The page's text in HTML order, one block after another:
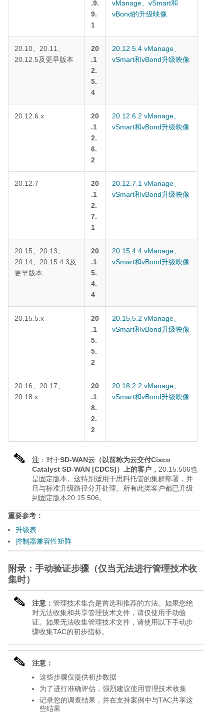
.9.
9.
1
vManage、vSmart和
vBond的升级映像
20.10、20.11、
20.12.5及更早版本
20
.1
2.
5.
4
20.12.5.4 vManage、
vSmart和vBond升级映像
20.12.6.x
20
.1
2.
6.
2
20.12.6.2 vManage、
vSmart和vBond升级映像
20.12.7
20
.1
2.
7.
1
20.12.7.1 vManage、
vSmart和vBond升级映像
20.15、20.13、
20.14、20.15.4.3及
更早版本
20
.1
5.
4.
4
20.15.4.4 vManage、
vSmart和vBond升级映像
20.15.5.x
20
.1
5.
5.
2
20.15.5.2 vManage、
vSmart和vBond升级映像
20.16、20.17、
20.18.x
20
.1
8.
2.
2
20.18.2.2 vManage、
vSmart和vBond升级映像
注 ：对于SD-WAN云（以前称为云交付Cisco
Catalyst SD-WAN [CDCS]）上的客户， 20.15.506也
是固定版本。这特别适用于思科托管的集群部署，并
且与标准升级路径分开处理。所有此类客户都已升级
到固定版本20.15.506。
重要参考：
升级表
控制器兼容性矩阵
附录：手动验证步骤（仅当无法进行管理技术收
集时）
注意： 管理技术集合是首选和推荐的方法。如果您绝
对无法收集和共享管理技术文件，请仅使用手动验
证。如果无法收集管理技术文件，请使用以下手动步
骤收集TAC的初步指标。
注意：
这些步骤仅提供初步数据
为了进行准确评估，强烈建议使用管理技术收集
记录您的调查结果，并在支持案例中与TAC共享这
些结果